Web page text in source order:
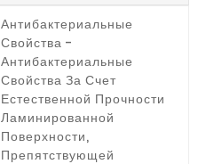
Антибактериальные
Свойства -
Антибактериальные
Свойства За Счет
Естественной Прочности
Ламинированной
Поверхности,
Препятствующей